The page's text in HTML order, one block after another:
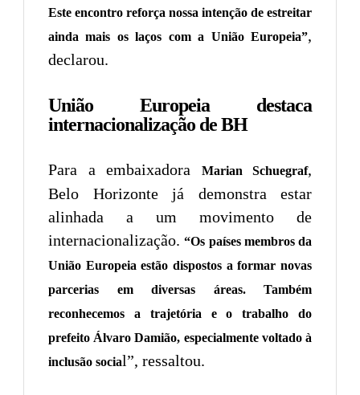
Este encontro reforça nossa intenção de estreitar
ainda mais os laços com a União Europeia”,
declarou.
União Europeia destaca
internacionalização de BH
Para a embaixadora Marian Schuegraf,
Belo Horizonte já demonstra estar
alinhada a um movimento de
internacionalização.“Os países membros da
União Europeia estão dispostos a formar novas
parcerias em diversas áreas. Também
reconhecemos a trajetória e o trabalho do
prefeito Álvaro Damião, especialmente voltado à
inclusão social”, ressaltou.